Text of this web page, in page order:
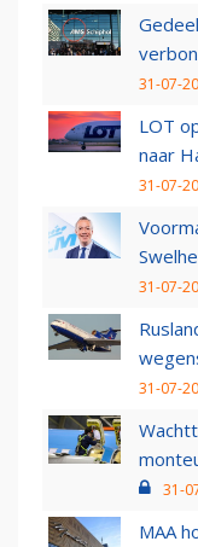
31-07-
LOT
naar
31-07-
31-07-
31-07-
31-
MAA